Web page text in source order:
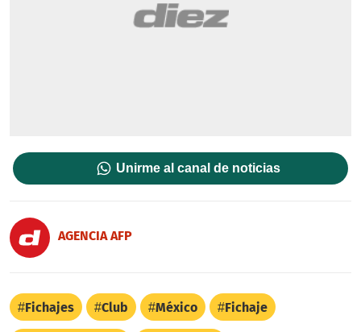
Unirme al canal de noticias
AGENCIA AFP
Fichajes Club México Fichaje